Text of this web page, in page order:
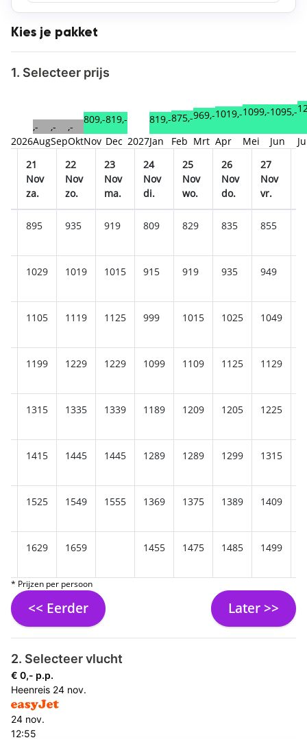
Kies je pakket
1. Selecteer prijs
2026
,-
Aug
,-
Sep
,-
Okt
809,-
Nov
819,-
Dec 2027
819,-
Jan
875,-
Feb
969,-
Mrt
1019,-
Apr
1099,-
Mei
1095,-
Jun
21
Nov
za.
22
Nov
zo.
23
Nov
ma.
24
Nov
di.
25
Nov
wo.
26
Nov
do.
27
Nov
vr.
895 935 919 809 829 835 855
1029 1019 1015 915 919 935 949
1105 1119 1125 999 1015 1025 1049
1199 1229 1229 1099 1109 1125 1129
1315 1335 1339 1189 1209 1205 1225
1415 1445 1445 1289 1289 1299 1315
1525 1549 1555 1369 1375 1389 1409
1629 1659 1455 1475 1485 1499
* Prijzen per persoon
<< Eerder Later >>
2. Selecteer vlucht
€ 0,- p.p.
Heenreis 24 nov.
24 nov.
12:55